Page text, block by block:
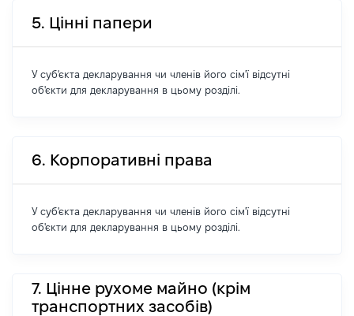
5. Цінні папери
У суб'єкта декларування чи членів його сім'ї відсутні
об'єкти для декларування в цьому розділі.
6. Корпоративні права
У суб'єкта декларування чи членів його сім'ї відсутні
об'єкти для декларування в цьому розділі.
7. Цінне рухоме майно (крім
транспортних засобів)